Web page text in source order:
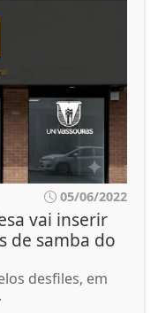
05/06/2022
vai inserir
de samba do
desfiles, em